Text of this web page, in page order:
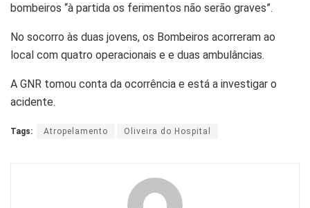
bombeiros “à partida os ferimentos não serão graves”.
No socorro às duas jovens, os Bombeiros acorreram ao
local com quatro operacionais e e duas ambulâncias.
A GNR tomou conta da ocorrência e está a investigar o
acidente.
Tags: Atropelamento Oliveira do Hospital